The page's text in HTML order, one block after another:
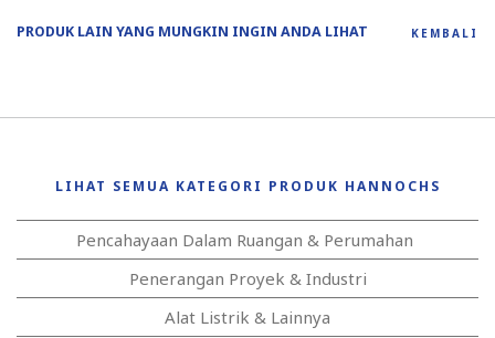
PRODUK LAIN YANG MUNGKIN INGIN ANDA LIHAT KEMBALI
LIHAT SEMUA KATEGORI PRODUK HANNOCHS
Pencahayaan Dalam Ruangan & Perumahan
Penerangan Proyek & Industri
Alat Listrik & Lainnya